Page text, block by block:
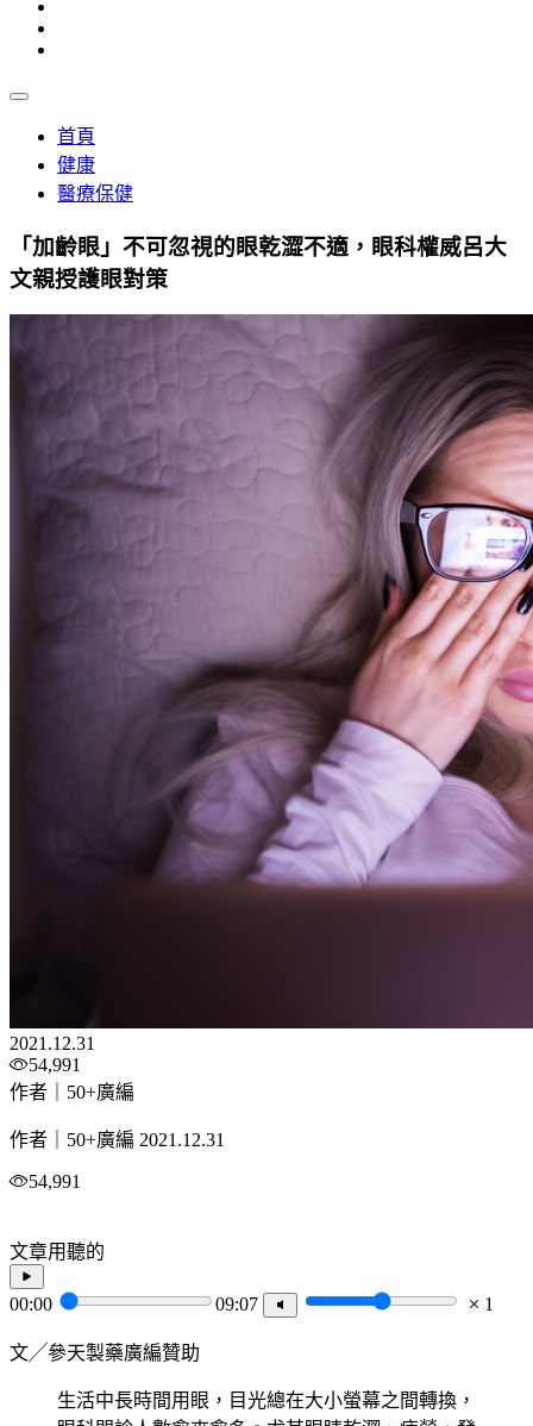
首頁
健康
醫療保健
「加齡眼」不可忽視的眼乾澀不適，眼科權威呂大
文親授護眼對策
2021.12.31
54,991
作者｜50+廣編
作者｜50+廣編 2021.12.31
54,991
文章用聽的
00:00 09:07 1
文╱參天製藥廣編贊助
生活中長時間用眼，目光總在大小螢幕之間轉換，